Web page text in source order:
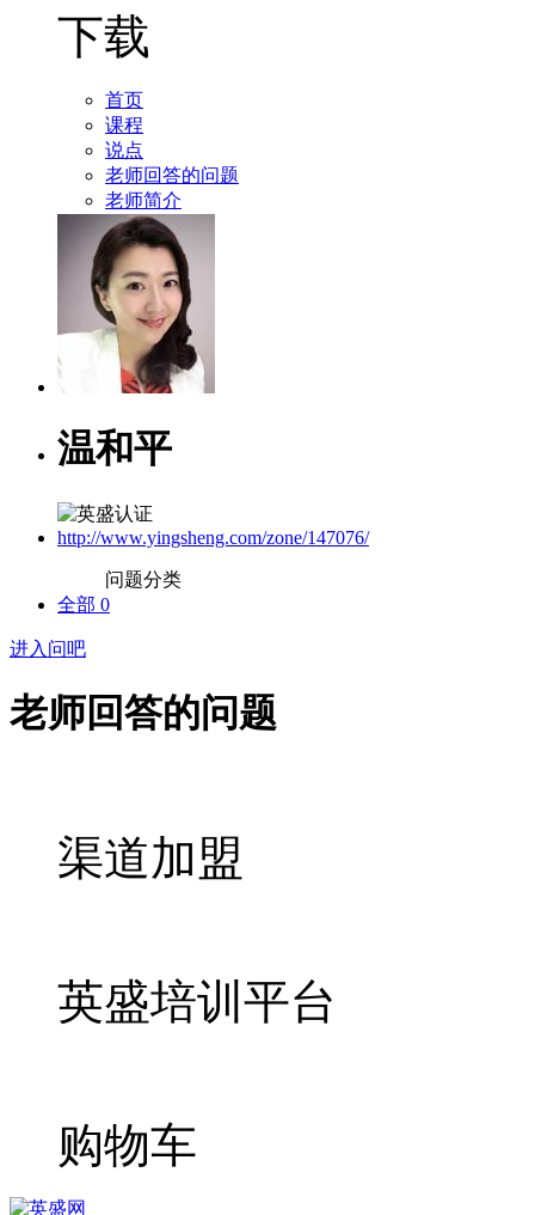
首页
课程
说点
老师回答的问题
老师简介
温和平
http://www.yingsheng.com/zone/147076/
问题分类
全部 0
进入问吧
老师回答的问题
渠道加盟
英盛培训平台
购物车